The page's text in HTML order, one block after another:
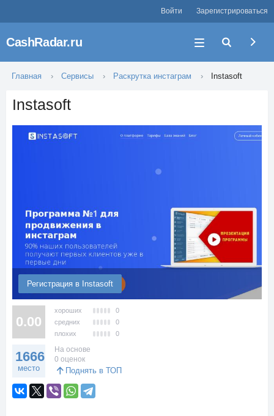
Войти Зарегистрироваться
CashRadar.ru
Главная Сервисы Раскрутка инстаграм Instasoft
Instasoft
Регистрация в Instasoft
0.00
хороших
0
средних
0
плохих
0
1666
место
На основе
0 оценок
Поднять в ТОП